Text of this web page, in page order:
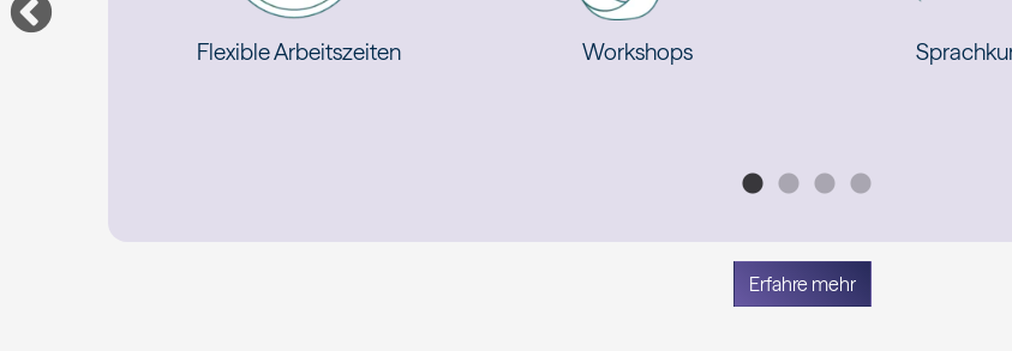
Flexible Arbeitszeiten Workshops
Erfahre mehr